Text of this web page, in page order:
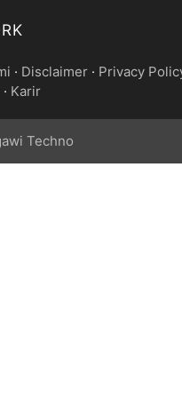
· Disclaimer · Privacy
· Karir
Techno